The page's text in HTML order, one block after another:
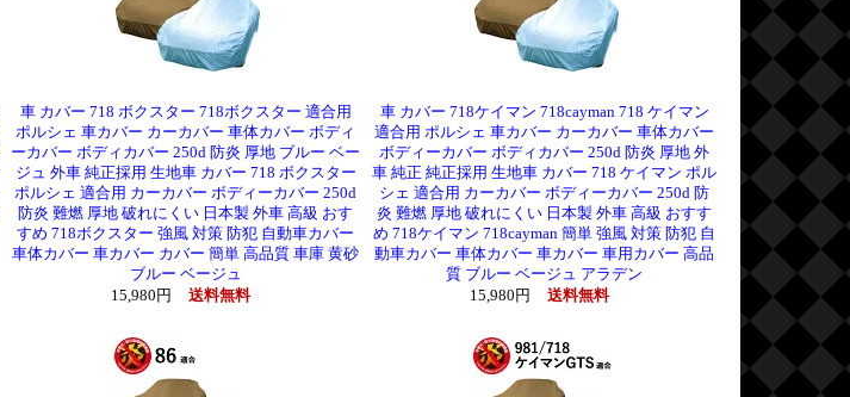
車 カバー 718 ボクスター 718ボクスター 適合用
ポルシェ 車カバー カーカバー 車体カバー ボディ
ーカバー ボディカバー 250d 防炎 厚地 ブルー ベー
ジュ 外車 純正採用 生地車 カバー 718 ボクスター
ポルシェ 適合用 カーカバー ボディーカバー 250d
防炎 難燃 厚地 破れにくい 日本製 外車 高級 おす
すめ 718ボクスター 強風 対策 防犯 自動車カバー
車体カバー 車カバー カバー 簡単 高品質 車庫 黄砂
ブルー ベージュ
15,980円
送料無料
車 カバー 718ケイマン 718cayman 718 ケイマン
適合用 ポルシェ 車カバー カーカバー 車体カバー
ボディーカバー ボディカバー 250d 防炎 厚地 外
車 純正 純正採用 生地車 カバー 718 ケイマン ポル
シェ 適合用 カーカバー ボディーカバー 250d 防
炎 難燃 厚地 破れにくい 日本製 外車 高級 おすす
め 718ケイマン 718cayman 簡単 強風 対策 防犯 自
動車カバー 車体カバー 車カバー 車用カバー 高品
質 ブルー ベージュ アラデン
15,980円
送料無料